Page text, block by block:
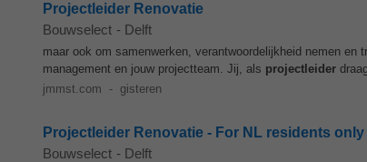
Projectleider Renovatie
Bouwselect - Delft
maar ook om samenwerken, verantwoordelijkheid nemen
management en jouw projectteam. Jij, als projectleider
jmmst.com - gisteren
Projectleider Renovatie - For NL residents only
Bouwselect - Delft